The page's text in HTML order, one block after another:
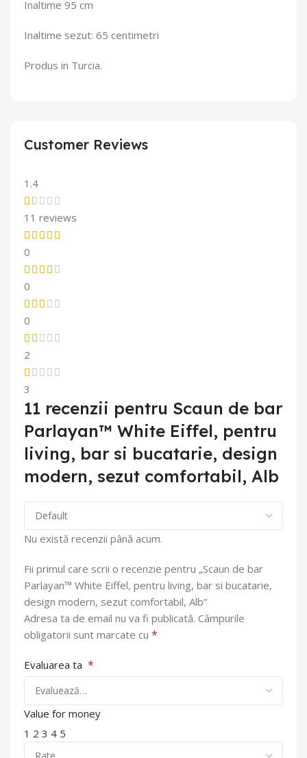
Inaltime 95 cm
Inaltime sezut: 65 centimetri
Produs in Turcia.
Customer Reviews
1.4
11 reviews
0
0
0
2
3
11 recenzii pentru Scaun de bar
Parlayan™ White Eiffel, pentru
living, bar si bucatarie, design
modern, sezut comfortabil, Alb
Nu există recenzii până acum.
Fii primul care scrii o recenzie pentru „Scaun de bar
Parlayan™ White Eiffel, pentru living, bar si bucatarie,
design modern, sezut comfortabil, Alb”
Adresa ta de email nu va fi publicată. Câmpurile
obligatorii sunt marcate cu *
Evaluarea ta *
Value for money
1 2 3 4 5